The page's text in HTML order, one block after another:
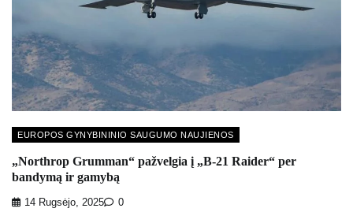
EUROPOS GYNYBININIO SAUGUMO NAUJIENOS
„Northrop Grumman“ pažvelgia į „B-21 Raider“ per
bandymą ir gamybą
14 Rugsėjo, 2025 0